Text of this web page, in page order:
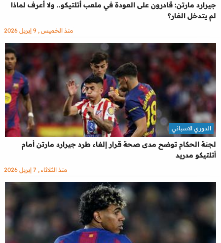
جيرارد مارتن: قادرون على العودة في ملعب أتلتيكو.. ولا أعرف لماذا
لم يتدخل الفار؟
منذ الخميس , 9 إبريل 2026
لجنة الحكام توضح مدى صحة قرار إلغاء طرد جيرارد مارتن أمام
أتلتيكو مدريد
الدوري الاسباني
منذ الثلاثاء , 7 إبريل 2026